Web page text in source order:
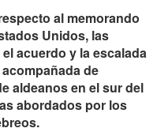
al memorando
Unidos, las
acuerdo y la escalada
de
aldeanos en el sur del
abordados por los